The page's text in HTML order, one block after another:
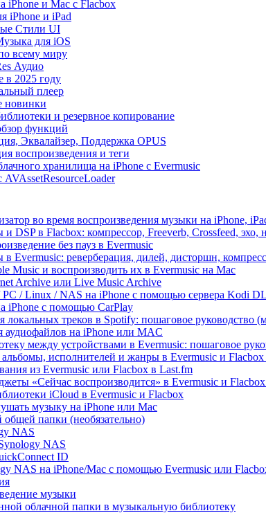
iPhone и Mac с Flacbox
iPhone и iPad
Стили UI
для iOS
всему миру
Аудио
в 2025 году
плеер
новинки
и резервное копирование
функций
Эквалайзер, Поддержка OPUS
воспроизведения и теги
хранилища на iPhone с Evermusic
AVAssetResourceLoader
во время воспроизведения музыки на iPhone,
DSP в Flacbox: компрессор, Freeverb, Crossfeed, эхо,
без пауз в Evermusic
в Evermusic: реверберация, дилей, дисторшн,
Music и воспроизводить их в Evermusic на Mac
Archive или Live Music Archive
PC / Linux / NAS на iPhone с помощью сервера Kodi
iPhone с помощью CarPlay
локальных треков в Spotify: пошаговое
аудиофайлов на iPhone или MAC
между устройствами в Evermusic: пошаговое
исполнителей и жанры в Evermusic и Flacbox
из Evermusic или Flacbox в Last.fm
«Сейчас воспроизводится» в Evermusic и
iCloud в Evermusic и Flacbox
музыку на iPhone или Mac
папки (необязательно)
NAS
NAS
ID
NAS на iPhone/Mac с помощью Evermusic или
музыки
облачной папки в музыкальную библиотеку